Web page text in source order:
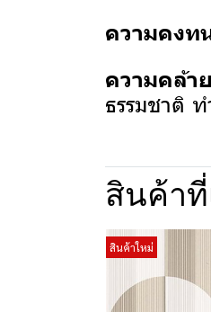
ความคงท
ความคล้า
ธรรมชาติ
สินค้าที่
สินค้าใหม่